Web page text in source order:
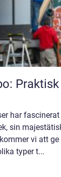
har
sin
vi att
typer t...